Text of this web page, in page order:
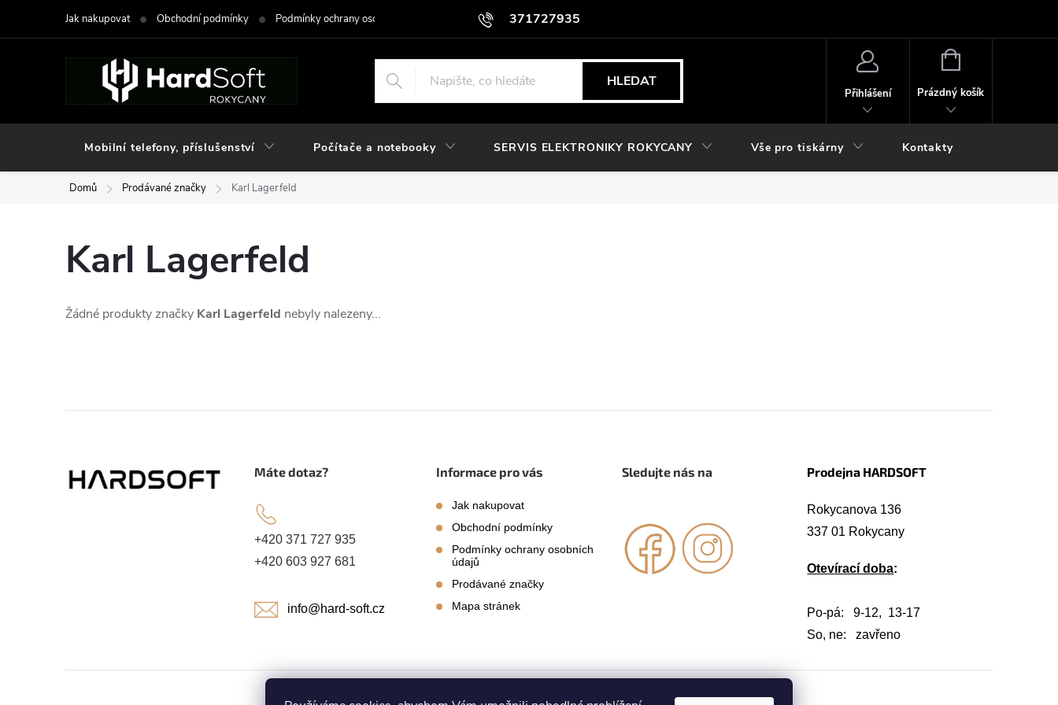
371727935
Jak nakupovat Obchodní podmínky Podmínky ochrany osobních údajů
HLEDAT
Přihlášení
NÁKUPNÍ
Prázdný košík
Mobilní telefony, příslušenství Počítače a notebooky SERVIS ELEKTRONIKY ROKYCANY Vše pro tiskárny Kontakty
Domů Prodávané značky Karl Lagerfeld
Karl Lagerfeld
Žádné produkty značky Karl Lagerfeld nebyly nalezeny...
Máte dotaz?
+420 371 727 935
+420 603 927 681
info@hard-soft.cz
Informace pro vás
Jak nakupovat
Obchodní podmínky
Podmínky ochrany osobních
údajů
Prodávané značky
Mapa stránek
Sledujte nás na Prodejna HARDSOFT
Rokycanova 136
337 01 Rokycany
Otevírací doba:
Po-pá: 9-12, 13-17
So, ne: zavřeno
. Všechna práva vyhrazena.